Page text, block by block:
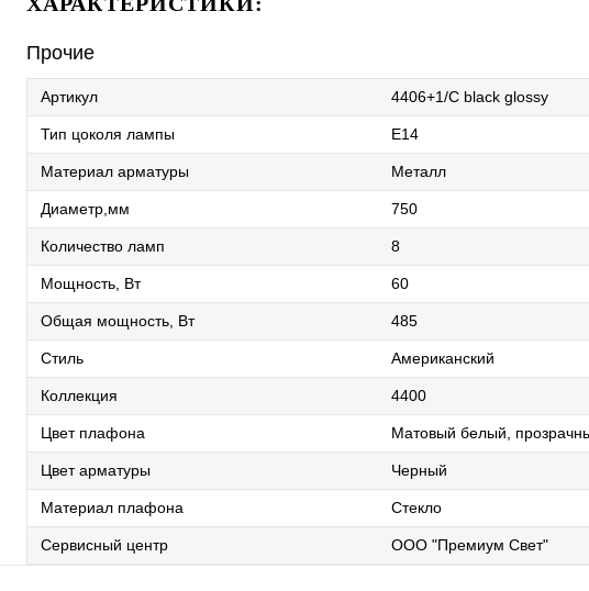
Прочие
Артикул 4406+1/C black glossy
Тип цоколя лампы E14
Материал арматуры Металл
Диаметр,мм 750
Количество ламп 8
Мощность, Вт 60
Общая мощность, Вт 485
Стиль Американский
Коллекция 4400
Цвет плафона Матовый белый,
Цвет арматуры Черный
Материал плафона Стекло
Сервисный центр ООО "Премиум Свет"